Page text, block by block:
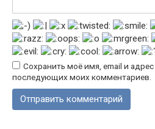
Сохранить моё имя, email и
последующих моих комментариев.